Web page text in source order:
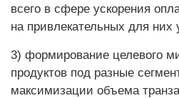
всего в сфере ускорения
на привлекательных для них
3) формирование целевого
продуктов под разные
максимизации объема